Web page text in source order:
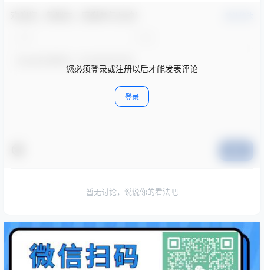
您必须登录或注册以后才能发表评论
登录
暂无讨论，说说你的看法吧